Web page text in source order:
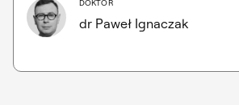
DOKTOR
dr Paweł Ignaczak